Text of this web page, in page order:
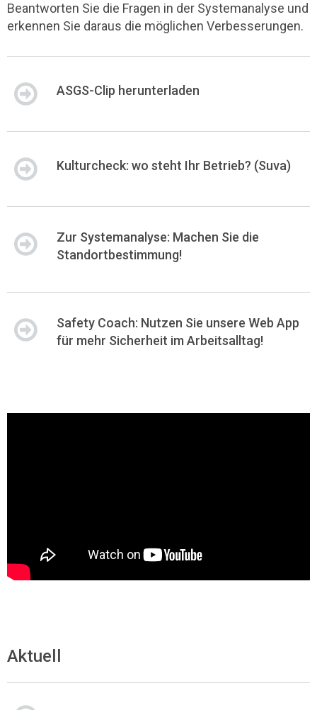
Beantworten Sie die Fragen in der Systemanalyse und
erkennen Sie daraus die möglichen Verbesserungen.
ASGS-Clip herunterladen
Kulturcheck: wo steht Ihr Betrieb? (Suva)
Zur Systemanalyse: Machen Sie die
Standortbestimmung!
Safety Coach: Nutzen Sie unsere Web App
für mehr Sicherheit im Arbeitsalltag!
Aktuell